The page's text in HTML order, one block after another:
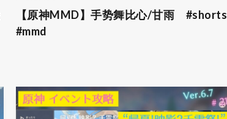
【原神MMD】手势舞比心/甘雨 #shorts
#mmd